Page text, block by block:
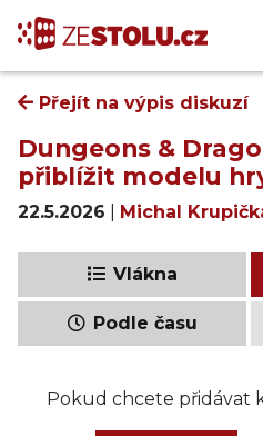
Přejít na výpis diskuzí
Dungeons &
přiblížit modelu
22.5.2026 Michal
Vlákna
Podle času
Pokud chcete přidávat